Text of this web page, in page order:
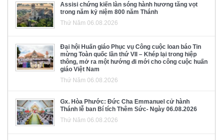
Assisi chứng kiến làn sóng hành hương tăng vọt
trong năm kỷ niệm 800 năm Thánh
Thứ Năm 06.08.2026
Đại hội Huấn giáo Phục vụ Công cuộc loan báo Tin
mừng Toàn quốc lần thứ VII – Khép lại trong hiệp
thông, mở ra một hướng đi mới cho công cuộc huấn
giáo Việt Nam
Thứ Năm 06.08.2026
Gx. Hòa Phước: Đức Cha Emmanuel cử hành
Thánh lễ ban Bí tích Thêm Sức- Ngày 06.08.2026
Thứ Năm 06.08.2026